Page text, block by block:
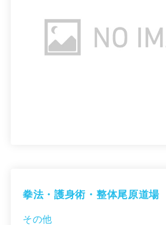
拳法・護身術・整体尾原道場
その他